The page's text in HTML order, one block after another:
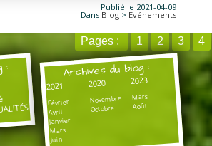
Publié le 2021-04-09
Dans Blog > Evénements
Pages : 1 2 3 4
: Archives du blog :
2021
Février
Avril
Janvier
Mars
Juin
2020
Novembre
Octobre
2023
Mars
Août